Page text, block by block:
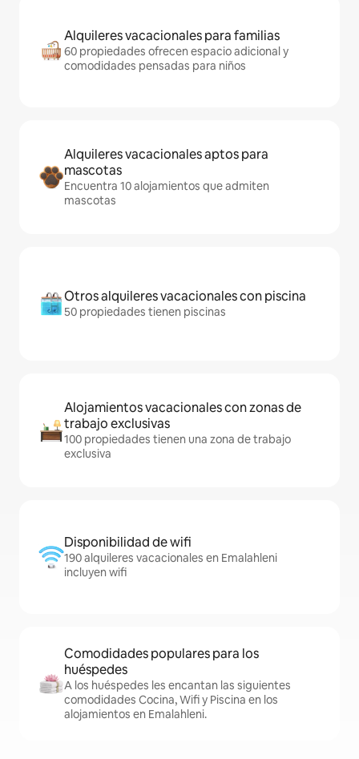
Alquileres vacacionales para familias
60 propiedades ofrecen espacio adicional y
comodidades pensadas para niños
Alquileres vacacionales aptos para
mascotas
Encuentra 10 alojamientos que admiten
mascotas
Otros alquileres vacacionales con piscina
50 propiedades tienen piscinas
Alojamientos vacacionales con zonas de
trabajo exclusivas
100 propiedades tienen una zona de trabajo
exclusiva
Disponibilidad de wifi
190 alquileres vacacionales en Emalahleni
incluyen wifi
Comodidades populares para los
huéspedes
A los huéspedes les encantan las siguientes
comodidades Cocina, Wifi y Piscina en los
alojamientos en Emalahleni.